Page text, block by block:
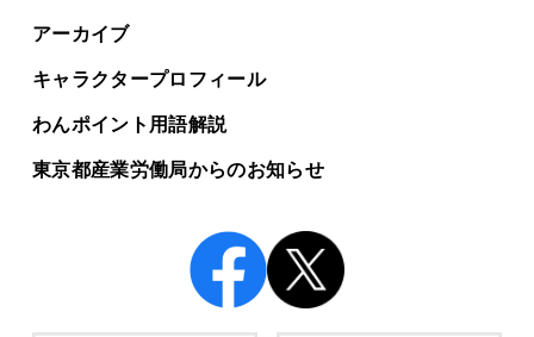
アーカイブ
キャラクタープロフィール
わんポイント用語解説
東京都産業労働局からのお知らせ